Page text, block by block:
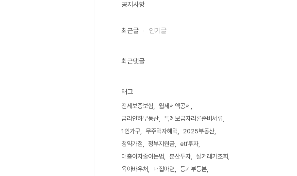
공지사항
최근글 인기글
최근댓글
태그
전세보증보험
월세세액공제
금리인하부동산
특례보금자리론준비서류
1인가구
무주택자혜택
2025부동산
청약가점
정부지원금
etf투자
대출이자줄이는법
분산투자
실거래가조회
육아바우처
내집마련
등기부등본